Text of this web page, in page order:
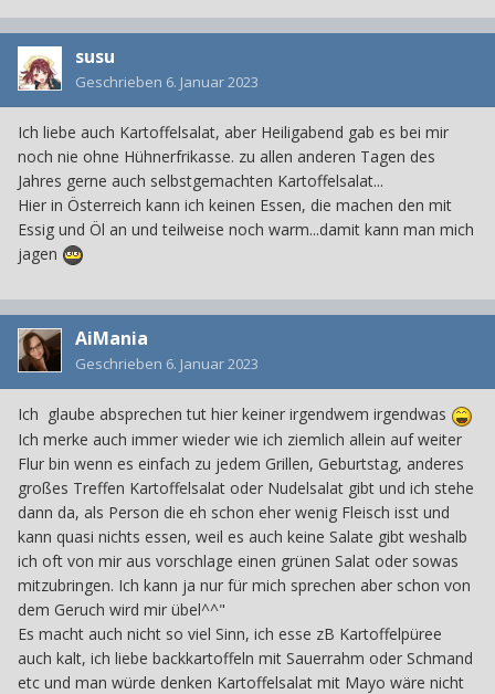
susu
Geschrieben 6. Januar 2023
Ich liebe auch Kartoffelsalat, aber Heiligabend gab es bei mir
noch nie ohne Hühnerfrikasse. zu allen anderen Tagen des
Jahres gerne auch selbstgemachten Kartoffelsalat...
Hier in Österreich kann ich keinen Essen, die machen den mit
Essig und Öl an und teilweise noch warm...damit kann man mich
jagen
AiMania
Geschrieben 6. Januar 2023
Ich glaube absprechen tut hier keiner irgendwem irgendwas
Ich merke auch immer wieder wie ich ziemlich allein auf weiter
Flur bin wenn es einfach zu jedem Grillen, Geburtstag, anderes
großes Treffen Kartoffelsalat oder Nudelsalat gibt und ich stehe
dann da, als Person die eh schon eher wenig Fleisch isst und
kann quasi nichts essen, weil es auch keine Salate gibt weshalb
ich oft von mir aus vorschlage einen grünen Salat oder sowas
mitzubringen. Ich kann ja nur für mich sprechen aber schon von
dem Geruch wird mir übel^^"
Es macht auch nicht so viel Sinn, ich esse zB Kartoffelpüree
auch kalt, ich liebe backkartoffeln mit Sauerrahm oder Schmand
etc und man würde denken Kartoffelsalat mit Mayo wäre nicht